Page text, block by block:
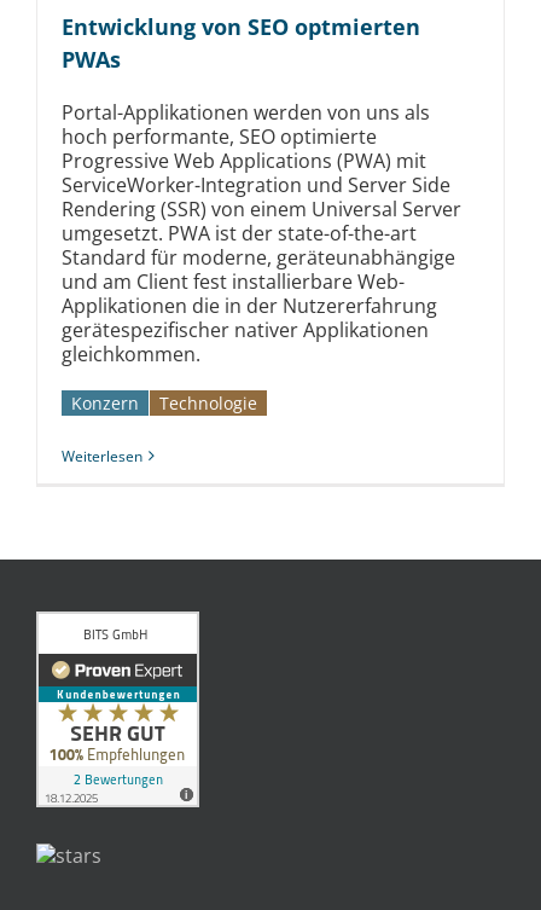
Entwicklung von SEO optmierten
PWAs
Portal-Applikationen werden von uns als
hoch performante, SEO optimierte
Progressive Web Applications (PWA) mit
ServiceWorker-Integration und Server Side
Rendering (SSR) von einem Universal Server
umgesetzt. PWA ist der state-of-the-art
Standard für moderne, geräteunabhängige
und am Client fest installierbare Web-
Applikationen die in der Nutzererfahrung
gerätespezifischer nativer Applikationen
gleichkommen.
Konzern Technologie
Weiterlesen